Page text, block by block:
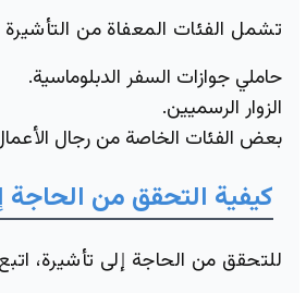
تشمل الفئات المعفاة من التأشيرة
حاملي جوازات السفر الدبلوماسية.
الزوار الرسميين.
بعض الفئات الخاصة من رجال
كيفية التحقق من الحاجة
للتحقق من الحاجة إلى تأشيرة،